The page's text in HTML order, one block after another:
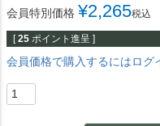
会員特別価格 ¥2,265税込
[ 25 ポイント進呈 ]
会員価格で購入するにはログ